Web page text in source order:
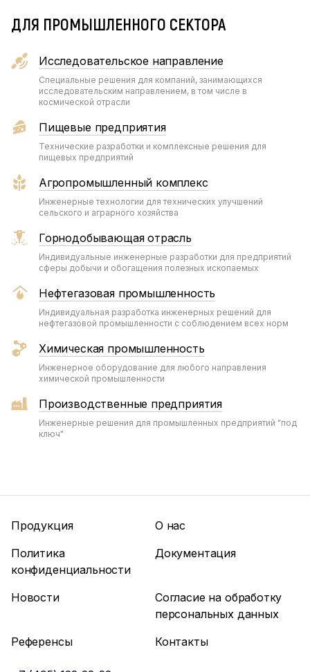
ДЛЯ ПРОМЫШЛЕННОГО СЕКТОРА
Исследовательское направление
Специальные решения для компаний, занимающихся
исследовательским направлением, в том числе в
космической отрасли
Пищевые предприятия
Технические разработки и комплексные решения для
пищевых предприятий
Агропромышленный комплекс
Инженерные технологии для технических улучшений
сельского и аграрного хозяйства
Горнодобывающая отрасль
Индивидуальные инженерные разработки для предприятий
сферы добычи и обогащения полезных ископаемых
Нефтегазовая промышленность
Индивидуальная разработка инженерных решений для
нефтегазовой промышленности с соблюдением всех норм
Химическая промышленность
Инженерное оборудование для любого направления
химической промышленности
Производственные предприятия
Инженерные решения для промышленных предприятий "под
ключ"
Продукция
О нас
Политика
конфиденциальности
Документация
Новости
Согласие на обработку
персональных данных
Референсы
Контакты